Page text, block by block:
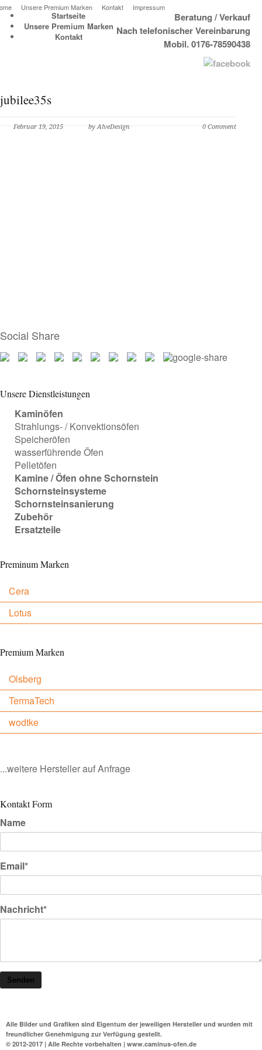
Unsere Premium Marken Kontakt Impressum
Beratung / Verkauf
Nach telefonischer Vereinbarung
Mobil. 0176-78590438
Startseite
Unsere Premium Marken
Kontakt
jubilee35s
Februar 19, 2015 by AlveDesign 0 Comment
Social Share
Unsere Dienstleistungen
Kaminöfen
Strahlungs- / Konvektionsöfen
Speicheröfen
wasserführende Öfen
Pelletöfen
Kamine / Öfen ohne Schornstein
Schornsteinsysteme
Schornsteinsanierung
Zubehör
Ersatzteile
Preminum Marken
Cera
Lotus
Premium Marken
Olsberg
TermaTech
wodtke
...weitere Hersteller auf Anfrage
Kontakt Form
Name
Email*
Nachricht*
Senden
Alle Bilder und Grafiken sind Eigentum der jeweiligen Hersteller und wurden mit
freundlicher Genehmigung zur Verfügung gestellt.
© 2012-2017 | Alle Rechte vorbehalten | www.caminus-ofen.de